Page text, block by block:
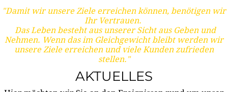
"Damit wir unsere Ziele erreichen können, benötigen wir
Ihr Vertrauen.
Das Leben besteht aus unserer Sicht aus Geben und
Nehmen. Wenn das im Gleichgewicht bleibt werden wir
unsere Ziele erreichen und viele Kunden zufrieden
stellen."
AKTUELLES